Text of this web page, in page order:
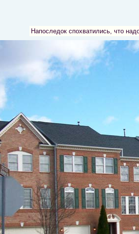
Напоследок спохватились, что